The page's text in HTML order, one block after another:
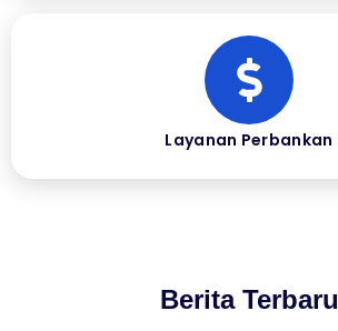
Layanan Perbankan
Berita Terbaru